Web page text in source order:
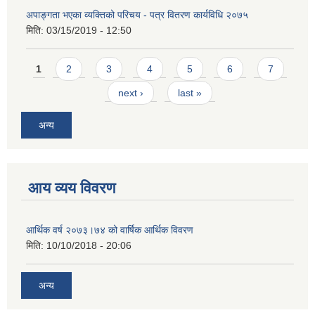
अपाङ्गता भएका व्यक्तिको परिचय - पत्र वितरण कार्यविधि २०७५
मिति: 03/15/2019 - 12:50
Pages
1 2 3 4 5 6 7
next › last »
अन्य
आय व्यय विवरण
आर्थिक वर्ष २०७३।७४ को वार्षिक आर्थिक विवरण
मिति: 10/10/2018 - 20:06
अन्य